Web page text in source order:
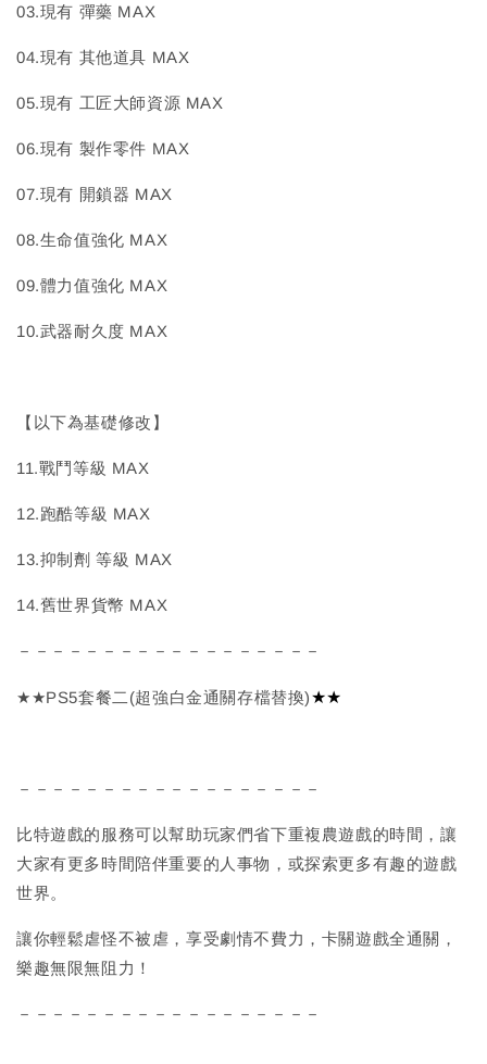
03.現有 彈藥 MAX
04.現有 其他道具 MAX
05.現有 工匠大師資源 MAX
06.現有 製作零件 MAX
07.現有 開鎖器 MAX
08.生命值強化 MAX
09.體力值強化 MAX
10.武器耐久度 MAX
【以下為基礎修改】
11.戰鬥等級 MAX
12.跑酷等級 MAX
13.抑制劑 等級 MAX
14.舊世界貨幣 MAX
－－－－－－－－－－－－－－－－－－
★★PS5套餐二(超強白金通關存檔替換)★★
－－－－－－－－－－－－－－－－－－
比特遊戲的服務可以幫助玩家們省下重複農遊戲的時間，讓
大家有更多時間陪伴重要的人事物，或探索更多有趣的遊戲
世界。
讓你輕鬆虐怪不被虐，享受劇情不費力，卡關遊戲全通關，
樂趣無限無阻力！
－－－－－－－－－－－－－－－－－－